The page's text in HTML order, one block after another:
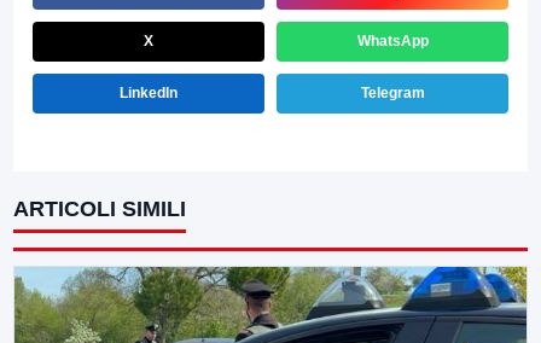
X WhatsApp
LinkedIn Telegram
ARTICOLI SIMILI